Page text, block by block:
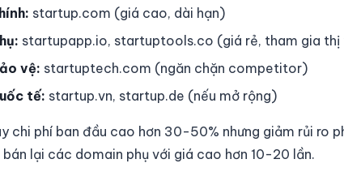
startup.com (giá cao, dài hạn)
startupapp.io, startuptools.co (giá rẻ, tham gia thị
vệ: startuptech.com (ngăn chặn competitor)
tế: startup.vn, startup.de (nếu mở rộng)
chi phí ban đầu cao hơn 30-50% nhưng giảm rủi ro
lại các domain phụ với giá cao hơn 10-20 lần.